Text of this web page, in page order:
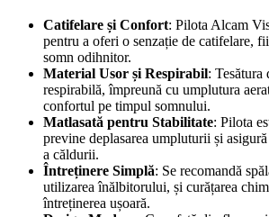
Catifelare și Confort: Pilota Alcam
pentru a oferi o senzație de catifelare,
somn odihnitor.
Material Usor și Respirabil: Tesătura
respirabilă, împreună cu umplutura
confortul pe timpul somnului.
Matlasată pentru Stabilitate: Pilota
previne deplasarea umpluturii și
a căldurii.
Întreținere Simplă: Se recomandă
utilizarea înălbitorului, și curățarea
întreținerea ușoară.